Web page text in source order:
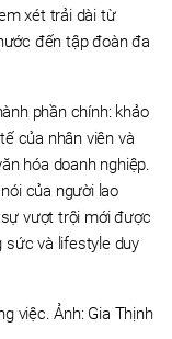
xét trải dài từ
đến tập đoàn đa
phần chính: khảo
của nhân viên và
hóa doanh nghiệp.
của người lao
vượt trội mới được
sức và lifestyle duy
việc. Ảnh: Gia Thịnh